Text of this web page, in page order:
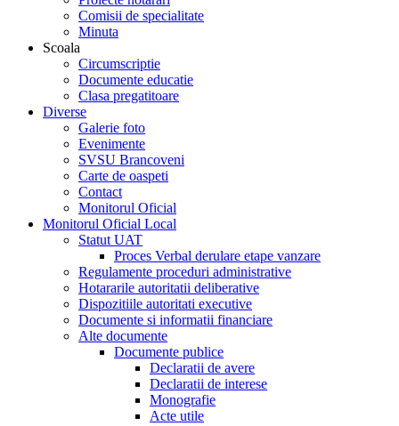
Comisii de specialitate
Minuta
Scoala
Circumscriptie
Documente educatie
Clasa pregatitoare
Diverse
Galerie foto
Evenimente
SVSU Brancoveni
Carte de oaspeti
Contact
Monitorul Oficial
Monitorul Oficial Local
Statut UAT
Proces Verbal derulare etape vanzare
Regulamente proceduri administrative
Hotararile autoritatii deliberative
Dispozitiile autoritati executive
Documente si informatii financiare
Alte documente
Documente publice
Declaratii de avere
Declaratii de interese
Monografie
Acte utile